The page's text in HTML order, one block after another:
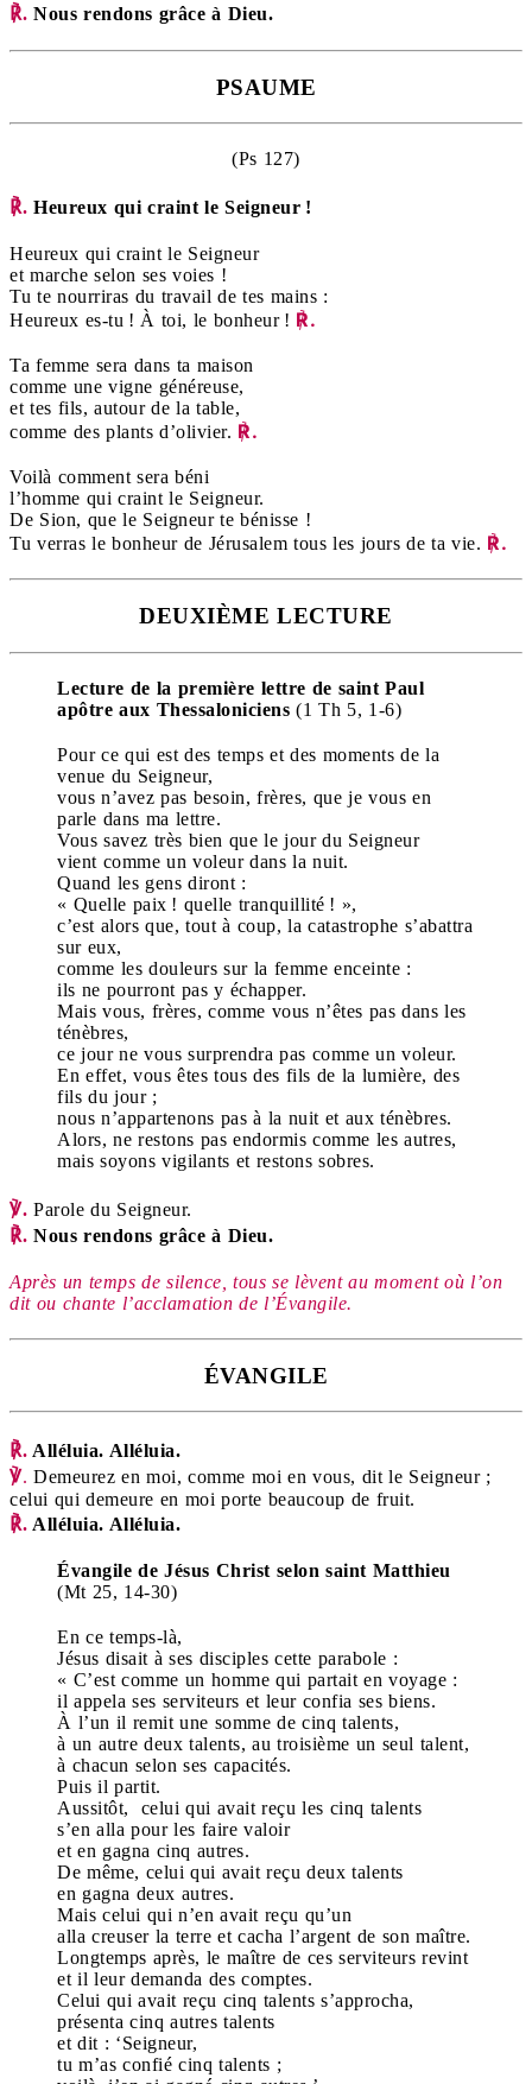
℟. Nous rendons grâce à Dieu.
PSAUME
(Ps 127)
℟. Heureux qui craint le Seigneur !
Heureux qui craint le Seigneur
et marche selon ses voies !
Tu te nourriras du travail de tes mains :
Heureux es-tu ! À toi, le bonheur ! ℟.
Ta femme sera dans ta maison
comme une vigne généreuse,
et tes fils, autour de la table,
comme des plants d’olivier. ℟.
Voilà comment sera béni
l’homme qui craint le Seigneur.
De Sion, que le Seigneur te bénisse !
Tu verras le bonheur de Jérusalem tous les jours de ta vie. ℟.
DEUXIÈME LECTURE
Lecture de la première lettre de saint Paul
apôtre aux Thessaloniciens (1 Th 5, 1-6)
Pour ce qui est des temps et des moments de la
venue du Seigneur,
vous n’avez pas besoin, frères, que je vous en
parle dans ma lettre.
Vous savez très bien que le jour du Seigneur
vient comme un voleur dans la nuit.
Quand les gens diront :
« Quelle paix ! quelle tranquillité ! »,
c’est alors que, tout à coup, la catastrophe s’abattra
sur eux,
comme les douleurs sur la femme enceinte :
ils ne pourront pas y échapper.
Mais vous, frères, comme vous n’êtes pas dans les
ténèbres,
ce jour ne vous surprendra pas comme un voleur.
En effet, vous êtes tous des fils de la lumière, des
fils du jour ;
nous n’appartenons pas à la nuit et aux ténèbres.
Alors, ne restons pas endormis comme les autres,
mais soyons vigilants et restons sobres.
℣. Parole du Seigneur.
℟. Nous rendons grâce à Dieu.
Après un temps de silence, tous se lèvent au moment où l’on
dit ou chante l’acclamation de l’Évangile.
ÉVANGILE
℟. Alléluia. Alléluia.
℣. Demeurez en moi, comme moi en vous, dit le Seigneur ;
celui qui demeure en moi porte beaucoup de fruit.
℟. Alléluia. Alléluia.
Évangile de Jésus Christ selon saint Matthieu
(Mt 25, 14-30)
En ce temps-là,
Jésus disait à ses disciples cette parabole :
« C’est comme un homme qui partait en voyage :
il appela ses serviteurs et leur confia ses biens.
À l’un il remit une somme de cinq talents,
à un autre deux talents, au troisième un seul talent,
à chacun selon ses capacités.
Puis il partit.
Aussitôt, celui qui avait reçu les cinq talents
s’en alla pour les faire valoir
et en gagna cinq autres.
De même, celui qui avait reçu deux talents
en gagna deux autres.
Mais celui qui n’en avait reçu qu’un
alla creuser la terre et cacha l’argent de son maître.
Longtemps après, le maître de ces serviteurs revint
et il leur demanda des comptes.
Celui qui avait reçu cinq talents s’approcha,
présenta cinq autres talents
et dit : ‘Seigneur,
tu m’as confié cinq talents ;